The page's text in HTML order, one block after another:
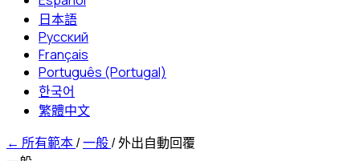
日本語
Русский
Français
Português (Portugal)
한국어
繁體中文
← 所有範本/一般/外出自動回覆